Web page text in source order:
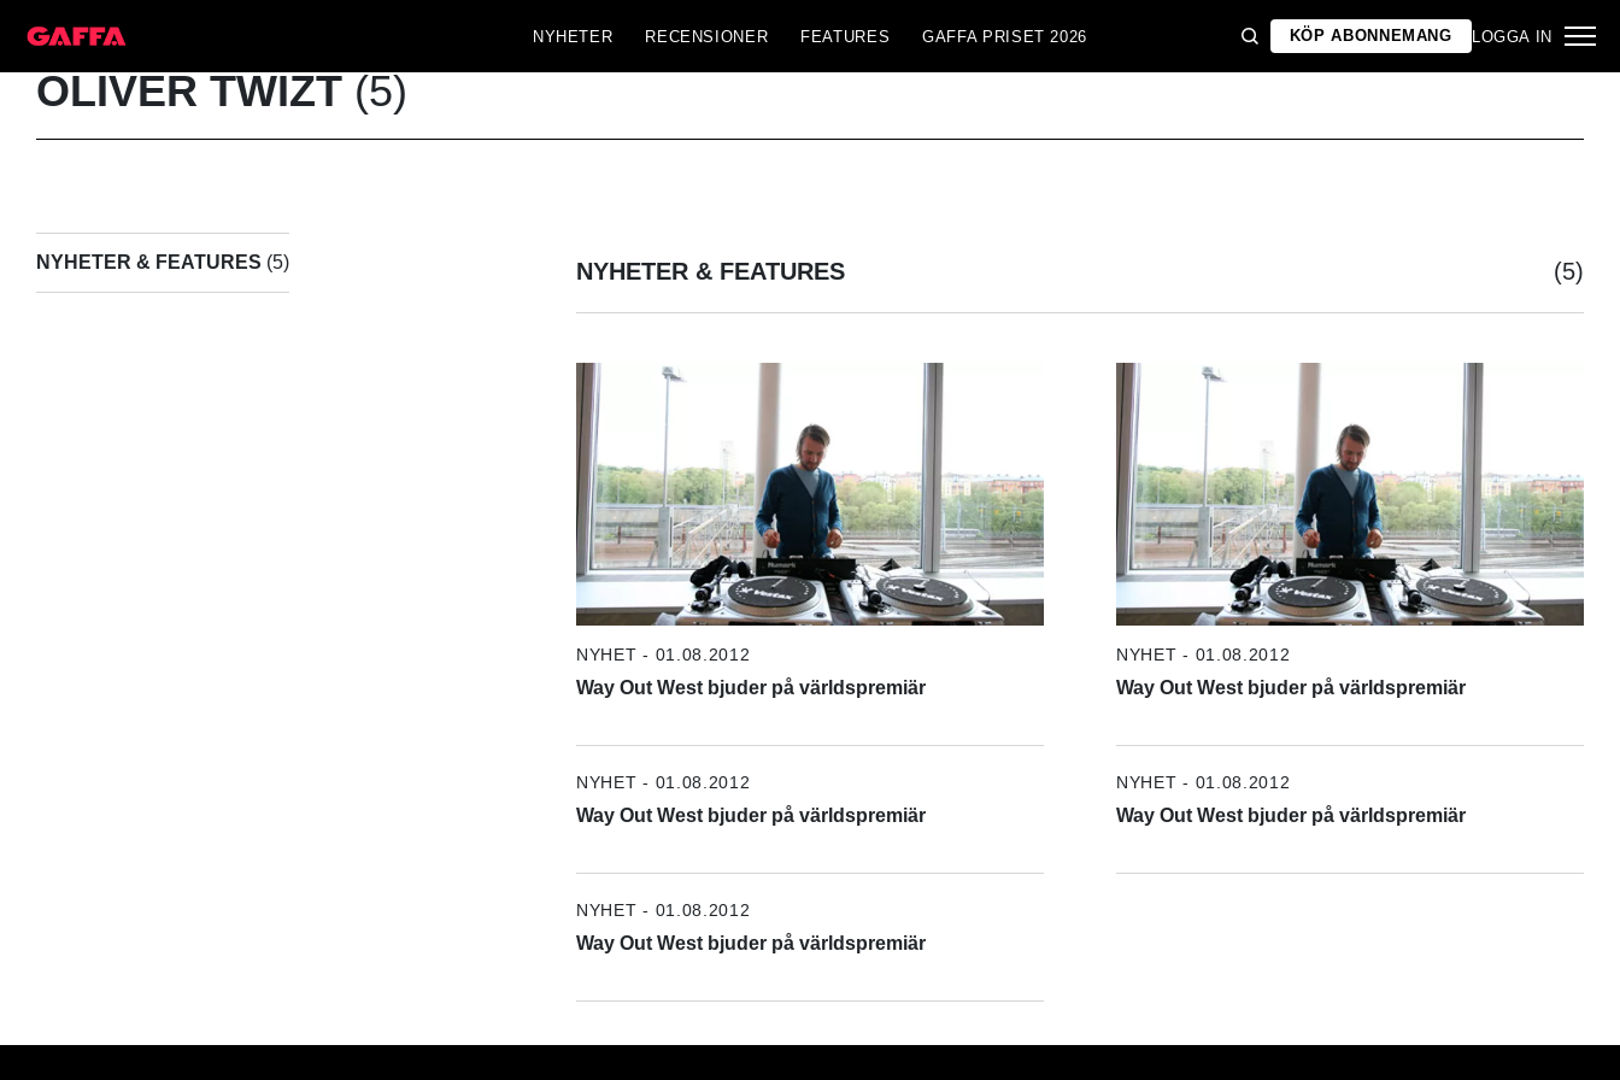
NYHETER RECENSIONER FEATURES GAFFA PRISET 2026 KÖP ABONNEMANG LOGGA IN
OLIVER TWIZT (5)
NYHETER & FEATURES (5) NYHETER & FEATURES (5)
NYHET - 01.08.2012
Way Out West bjuder på världspremiär
NYHET - 01.08.2012
Way Out West bjuder på världspremiär
NYHET - 01.08.2012
Way Out West bjuder på världspremiär
NYHET - 01.08.2012
Way Out West bjuder på världspremiär
NYHET - 01.08.2012
Way Out West bjuder på världspremiär